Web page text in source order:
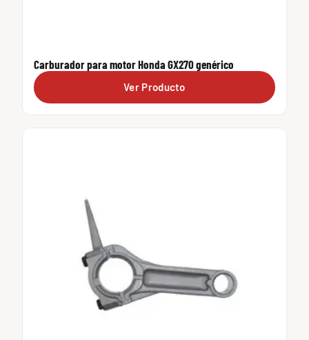
Carburador para motor Honda GX270 genérico
Ver Producto